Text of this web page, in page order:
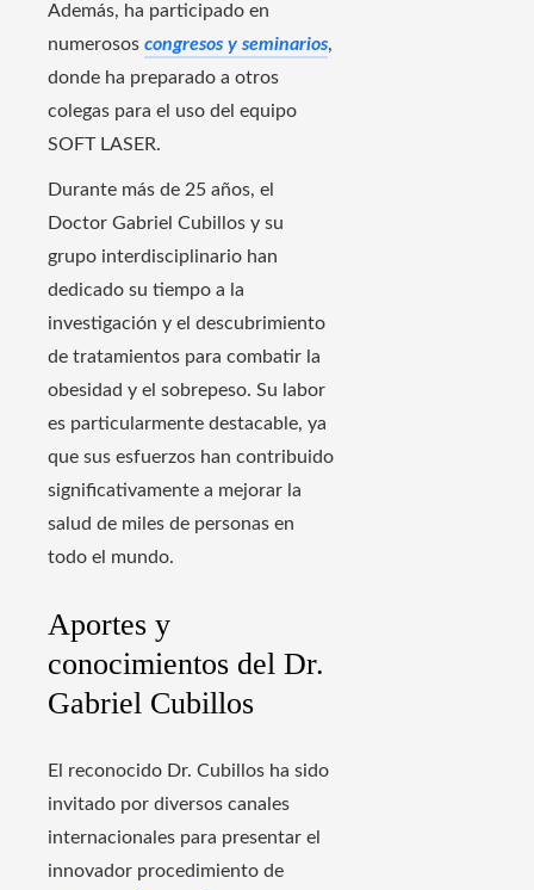
Además, ha participado en
numerosos congresos y seminarios,
donde ha preparado a otros
colegas para el uso del equipo
SOFT LASER.
Durante más de 25 años, el
Doctor Gabriel Cubillos y su
grupo interdisciplinario han
dedicado su tiempo a la
investigación y el descubrimiento
de tratamientos para combatir la
obesidad y el sobrepeso. Su labor
es particularmente destacable, ya
que sus esfuerzos han contribuido
significativamente a mejorar la
salud de miles de personas en
todo el mundo.
Aportes y
conocimientos del Dr.
Gabriel Cubillos
El reconocido Dr. Cubillos ha sido
invitado por diversos canales
internacionales para presentar el
innovador procedimiento de